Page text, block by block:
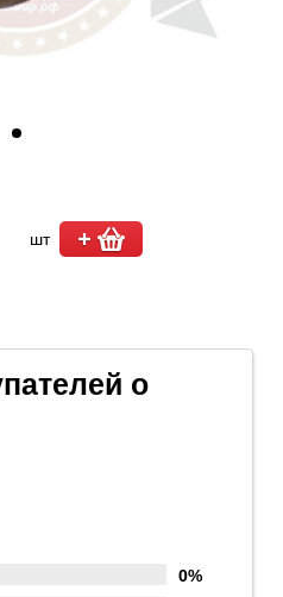
шт
о
0%